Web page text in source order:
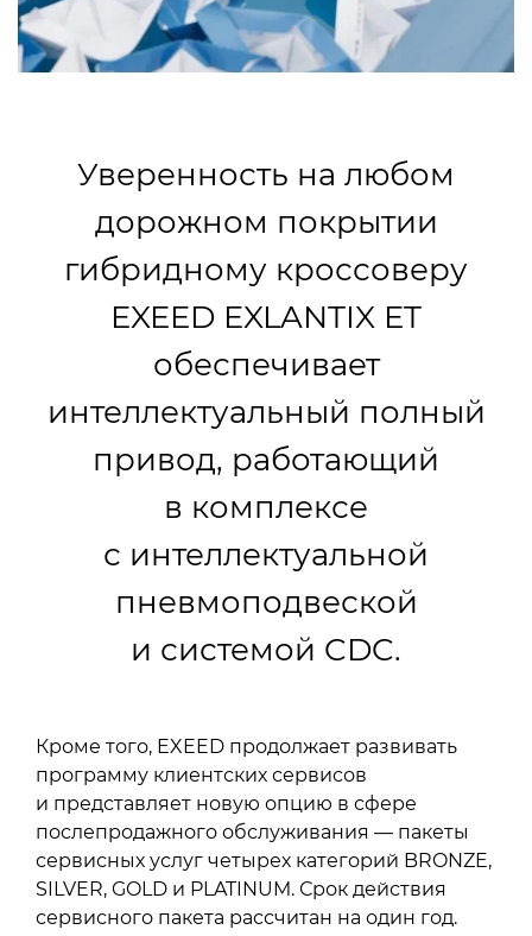
Уверенность на любом
дорожном покрытии
гибридному кроссоверу
EXEED EXLANTIX ET
обеспечивает
интеллектуальный полный
привод, работающий
в комплексе
с интеллектуальной
пневмоподвеской
и системой CDC.
Кроме того, EXEED продолжает развивать
программу клиентских сервисов
и представляет новую опцию в сфере
послепродажного обслуживания — пакеты
сервисных услуг четырех категорий BRONZE,
SILVER, GOLD и PLATINUM. Срок действия
сервисного пакета рассчитан на один год.